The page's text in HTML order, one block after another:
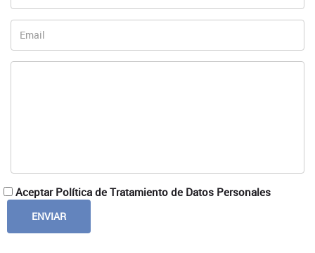
Aceptar Política de Tratamiento de Datos Personales